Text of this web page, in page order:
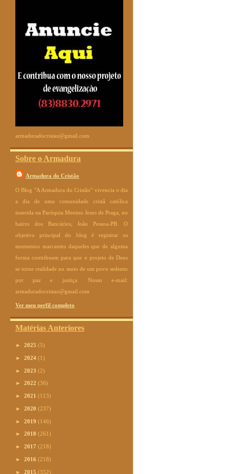
armaduradocristao@gmail.com
Sobre o Armadura
Armadura do Cristão
O Blog "A Armadura do Cristão" vivencia o dia
a dia de uma comunidade cristã católica
inserida na Paróquia Menino Jesus de Praga, no
bairro dos Bancários, João Pessoa-PB. O
objetivo principal do blog é registrar os
momentos marcantes daqueles que de alguma
forma contribuem para que o projeto de Deus
se torne realidade no meio de um povo sedento
por paz e justiça. Nosso e-mail:
armaduradocristao@gmail.com
Ver meu perfil completo
Matérias Anteriores
► 2025 (5)
► 2024 (1)
► 2023 (2)
► 2022 (36)
► 2021 (113)
► 2020 (237)
► 2019 (146)
► 2018 (261)
► 2017 (218)
► 2016 (218)
► 2015 (352)